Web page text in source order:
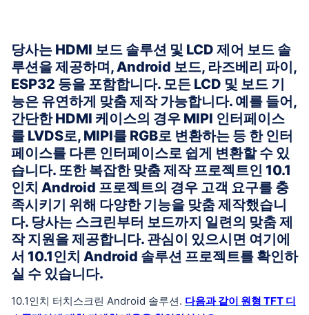
당사는 HDMI 보드 솔루션 및 LCD 제어 보드 솔
루션을 제공하며, Android 보드, 라즈베리 파이,
ESP32 등을 포함합니다. 모든 LCD 및 보드 기
능은 유연하게 맞춤 제작 가능합니다. 예를 들어,
간단한 HDMI 케이스의 경우 MIPI 인터페이스
를 LVDS로, MIPI를 RGB로 변환하는 등 한 인터
페이스를 다른 인터페이스로 쉽게 변환할 수 있
습니다. 또한 복잡한 맞춤 제작 프로젝트인 10.1
인치 Android 프로젝트의 경우 고객 요구를 충
족시키기 위해 다양한 기능을 맞춤 제작했습니
다. 당사는 스크린부터 보드까지 일련의 맞춤 제
작 지원을 제공합니다. 관심이 있으시면 여기에
서 10.1인치 Android 솔루션 프로젝트를 확인하
실 수 있습니다.
10.1인치 터치스크린 Android 솔루션. 다음과 같이 원형 TFT 디